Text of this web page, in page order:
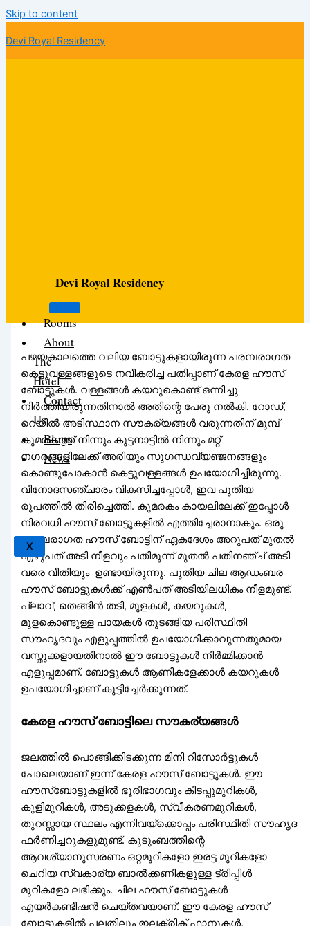
Skip to content
Devi Royal Residency
Devi Royal Residency
Rooms
About
The
Hotel
Contact
Us
Blogs
News
X
പഴയകാലത്തെ വലിയ ബോട്ടുകളായിരുന്ന പരമ്പരാഗത
കെട്ടുവള്ളങ്ങളുടെ നവീകരിച്ച പതിപ്പാണ് കേരള ഹൗസ്
ബോട്ടുകൾ. വള്ളങ്ങൾ കയറുകൊണ്ട് ഒന്നിച്ചു
നിർത്തിയിരുന്നതിനാൽ അതിന്റെ പേരു നൽകി. റോഡ്,
റെയിൽ അടിസ്ഥാന സൗകര്യങ്ങൾ വരുന്നതിന് മുമ്പ്
കുമരകത്ത് നിന്നും കുട്ടനാട്ടിൽ നിന്നും മറ്റ്
നഗരങ്ങളിലേക്ക് അരിയും സുഗന്ധവ്യഞ്ജനങ്ങളും
കൊണ്ടുപോകാൻ കെട്ടുവള്ളങ്ങൾ ഉപയോഗിച്ചിരുന്നു.
വിനോദസഞ്ചാരം വികസിച്ചപ്പോൾ, ഇവ പുതിയ
രൂപത്തിൽ തിരിച്ചെത്തി. കുമരകം കായലിലേക്ക് ഇപ്പോൾ
നിരവധി ഹൗസ് ബോട്ടുകളിൽ എത്തിച്ചേരാനാകും. ഒരു
പരമ്പരാഗത ഹൗസ് ബോട്ടിന് ഏകദേശം അറുപത് മുതൽ
എഴുപത് അടി നീളവും പതിമൂന്ന് മുതൽ പതിനഞ്ച് അടി
വരെ വീതിയും ഉണ്ടായിരുന്നു. പുതിയ ചില ആഡംബര
ഹൗസ് ബോട്ടുകൾക്ക് എൺപത് അടിയിലധികം നീളമുണ്ട്.
പ്ലാവ്, തെങ്ങിൻ തടി, മുളകൾ, കയറുകൾ,
മുളകൊണ്ടുള്ള പായകൾ തുടങ്ങിയ പരിസ്ഥിതി
സൗഹൃദവും എളുപ്പത്തിൽ ഉപയോഗിക്കാവുന്നതുമായ
വസ്തുക്കളായതിനാൽ ഈ ബോട്ടുകൾ നിർമ്മിക്കാൻ
എളുപ്പമാണ്. ബോട്ടുകൾ ആണികളേക്കാൾ കയറുകൾ
ഉപയോഗിച്ചാണ് കൂട്ടിച്ചേർക്കുന്നത്.
കേരള ഹൗസ് ബോട്ടിലെ സൗകര്യങ്ങൾ
ജലത്തിൽ പൊങ്ങിക്കിടക്കുന്ന മിനി റിസോർട്ടുകൾ
പോലെയാണ് ഇന്ന് കേരള ഹൗസ് ബോട്ടുകൾ. ഈ
ഹൗസ്‌ബോട്ടുകളിൽ ഭൂരിഭാഗവും കിടപ്പുമുറികൾ,
കുളിമുറികൾ, അടുക്കളകൾ, സ്വീകരണമുറികൾ,
തുറസ്സായ സ്ഥലം എന്നിവയ്‌ക്കൊപ്പം പരിസ്ഥിതി സൗഹൃദ
ഫർണിച്ചറുകളുമുണ്ട്. കുടുംബത്തിന്റെ
ആവശ്യാനുസരണം ഒറ്റമുറികളോ ഇരട്ട മുറികളോ
ചെറിയ സ്വകാര്യ ബാൽക്കണികളുള്ള ട്രിപ്പിൾ
മുറികളോ ലഭിക്കും. ചില ഹൗസ് ബോട്ടുകൾ
എയർകണ്ടീഷൻ ചെയ്തവയാണ്. ഈ കേരള ഹൗസ്
ബോട്ടുകളിൽ പലതിലും ഇലക്ട്രിക് ഫാനുകൾ,